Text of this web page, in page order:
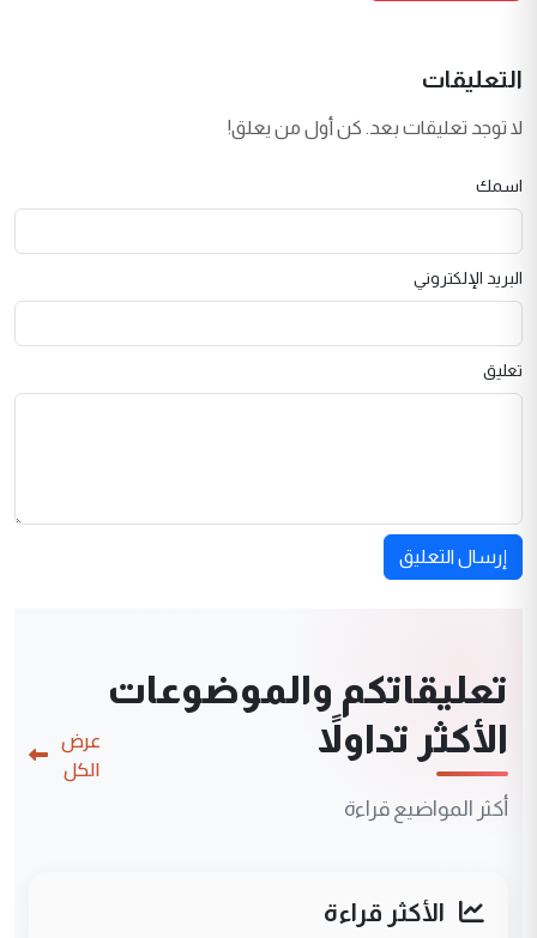
التعليقات
لا توجد تعليقات بعد. كن أول من يعلق!
اسمك
البريد الإلكتروني
تعليق
إرسال التعليق
تعليقاتكم والموضوعات
الأكثر تداولاً
أكثر المواضيع قراءة
عرض
الكل
الأكثر قراءة